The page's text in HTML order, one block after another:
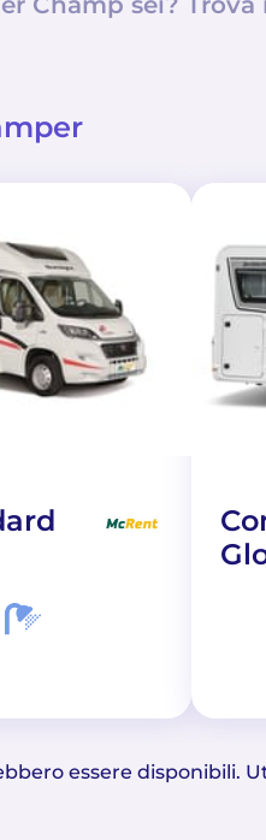
essere disponibili.